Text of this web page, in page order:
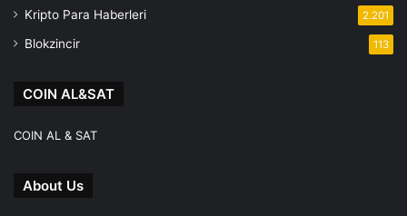
Kripto Para Haberleri 2.201
Blokzincir 113
COIN AL&SAT
COIN AL & SAT
About Us